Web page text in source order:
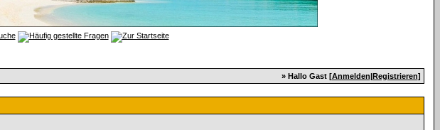
» Hallo Gast [Anmelden|Registrieren]